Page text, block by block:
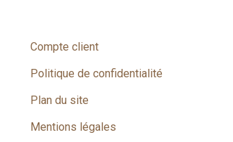
Compte client
Politique de confidentialité
Plan du site
Mentions légales